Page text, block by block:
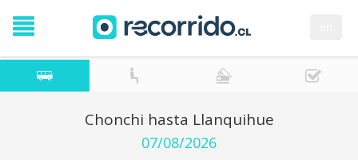
Chonchi hasta Llanquihue
07/08/2026